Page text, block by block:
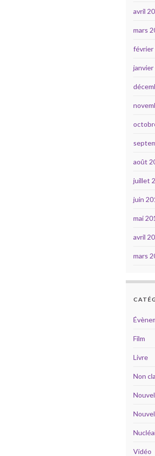
avril
mars
février
août
juillet
juin
mai
avril
mars
Film
Livre
Non
Vidéo